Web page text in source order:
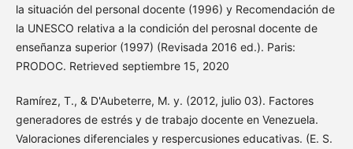
la situación del personal docente (1996) y Recomendación de
la UNESCO relativa a la condición del perosnal docente de
enseñanza superior (1997) (Revisada 2016 ed.). Paris:
PRODOC. Retrieved septiembre 15, 2020
Ramírez, T., & D'Aubeterre, M. y. (2012, julio 03). Factores
generadores de estrés y de trabajo docente en Venezuela.
Valoraciones diferenciales y respercusiones educativas. (E. S.